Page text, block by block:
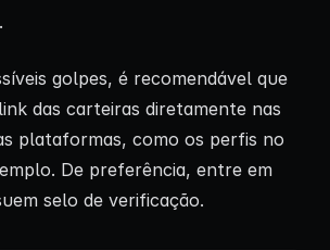
golpes, é recomendável que
das carteiras diretamente nas
plataformas, como os perfis no
De preferência, entre em
selo de verificação.